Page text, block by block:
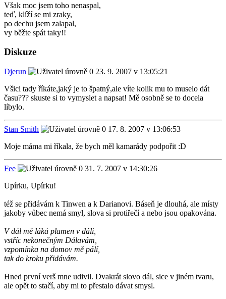
Však moc jsem toho nenaspal,
teď, klíží se mi zraky,
po dechu jsem zalapal,
vy běžte spát taky!!
Diskuze
Djerun
23. 9. 2007 v 13:05:21
Všici tady říkáte,jaký je to špatný,ale víte kolik mu to muselo dát
času??? skuste si to vymyslet a napsat! Mě osobně se to docela
líbylo.
Stan Smith
17. 8. 2007 v 13:06:53
Moje máma mi říkala, že bych měl kamarády podpořit :D
Fee
31. 7. 2007 v 14:30:26
Upírku, Upírku!
též se přidávám k Tinwen a k Darianovi. Báseň je dlouhá, ale místy
jakoby vůbec nemá smyl, slova si protiřečí a nebo jsou opakována.
V dál mě láká plamen v dáli,
vstříc nekonečným Dálavám,
vzpomínka na domov mě pálí,
tak do kroku přidávám.
Hned první verš mne udivil. Dvakrát slovo dál, sice v jiném tvaru,
ale opět to stačí, aby mi to přestalo dávat smysl.